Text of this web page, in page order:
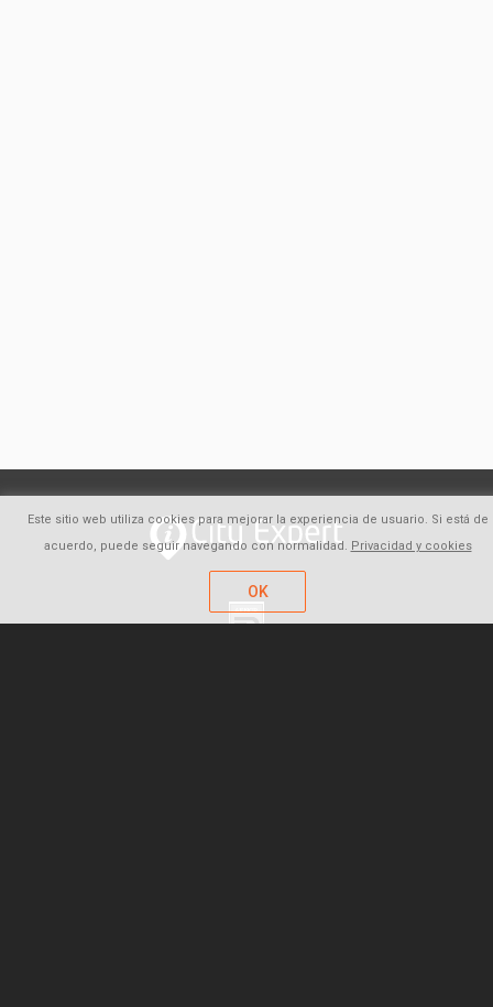
Este sitio web utiliza cookies para mejorar la experiencia de usuario. Si está de
acuerdo, puede seguir navegando con normalidad. Privacidad y cookies
OK